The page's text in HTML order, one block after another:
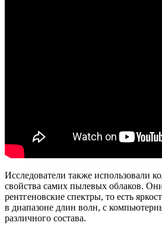
Исследователи также использовали
свойства самих пылевых облаков.
рентгеновские спектры, то есть
в диапазоне длин волн, с
различного состава.